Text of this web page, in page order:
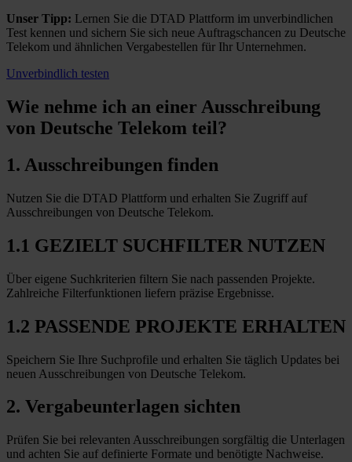
Unser Tipp: Lernen Sie die DTAD Plattform im unverbindlichen
Test kennen und sichern Sie sich neue Auftragschancen zu Deutsche
Telekom und ähnlichen Vergabestellen für Ihr Unternehmen.
Unverbindlich testen
Wie nehme ich an einer Ausschreibung
von Deutsche Telekom teil?
1. Ausschreibungen finden
Nutzen Sie die DTAD Plattform und erhalten Sie Zugriff auf
Ausschreibungen von Deutsche Telekom.
1.1 GEZIELT SUCHFILTER NUTZEN
Über eigene Suchkriterien filtern Sie nach passenden Projekte.
Zahlreiche Filterfunktionen liefern präzise Ergebnisse.
1.2 PASSENDE PROJEKTE ERHALTEN
Speichern Sie Ihre Suchprofile und erhalten Sie täglich Updates bei
neuen Ausschreibungen von Deutsche Telekom.
2. Vergabeunterlagen sichten
Prüfen Sie bei relevanten Ausschreibungen sorgfältig die Unterlagen
und achten Sie auf definierte Formate und benötigte Nachweise.